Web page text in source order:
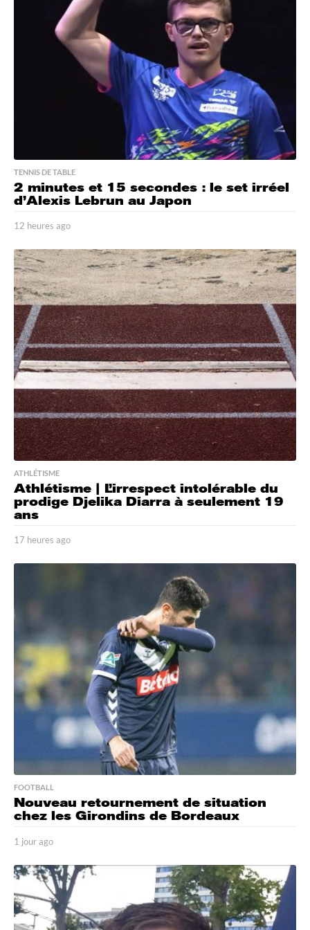
s
a
g
o
TENNIS DE TABLE
2 minutes et 15 secondes : le set irréel
d’Alexis Lebrun au Japon
12 heures ago
h
e
u
r
e
s
a
g
o
ATHLÉTISME
Athlétisme | L’irrespect intolérable du
prodige Djelika Diarra à seulement 19
ans
17 heures ago
h
o
FOOTBALL
Nouveau retournement de situation
chez les Girondins de Bordeaux
1 jour ago
o
u
r
a
g